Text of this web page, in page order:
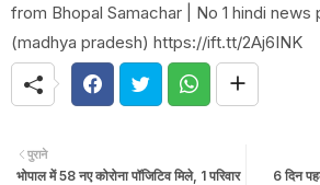
from Bhopal Samachar | No 1 hindi
(madhya pradesh) https://ift.tt/2Aj6INK
6 दिन
पुराने
भोपाल में 58 नए कोरोना पॉजिटिव मिले, 1 परिवार